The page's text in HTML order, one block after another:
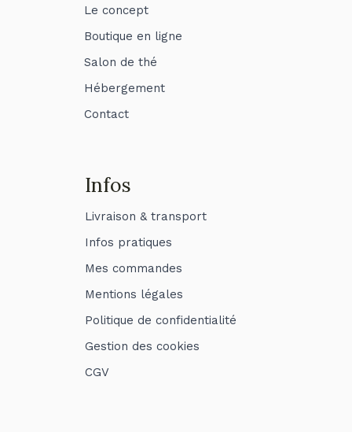
Le concept
Boutique en ligne
Salon de thé
Hébergement
Contact
Infos
Livraison & transport
Infos pratiques
Mes commandes
Mentions légales
Politique de confidentialité
Gestion des cookies
CGV